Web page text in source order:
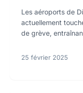
Les aéroports de
actuellement
de grève,
25 février 2025